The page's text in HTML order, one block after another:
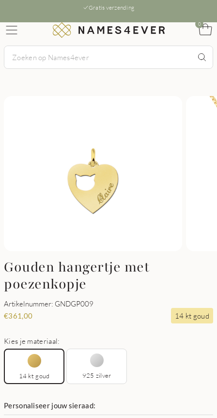
Gratis verzending
0
Gouden hangertje met
poezenkopje
Artikelnummer: GNDGP009
€361,00 14 kt goud
Kies je materiaal:
14 kt goud 925 zilver
Personaliseer jouw sieraad: